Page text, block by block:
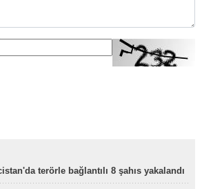
terörle bağlantılı 8 şahıs yakalandı